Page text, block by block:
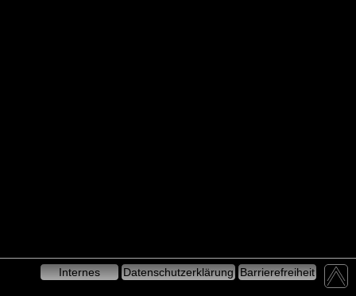
Internes Datenschutzerklärung Barrierefreiheit